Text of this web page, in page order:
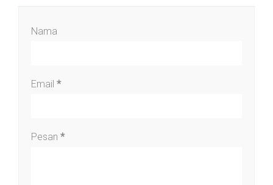
Nama
Email *
Pesan *